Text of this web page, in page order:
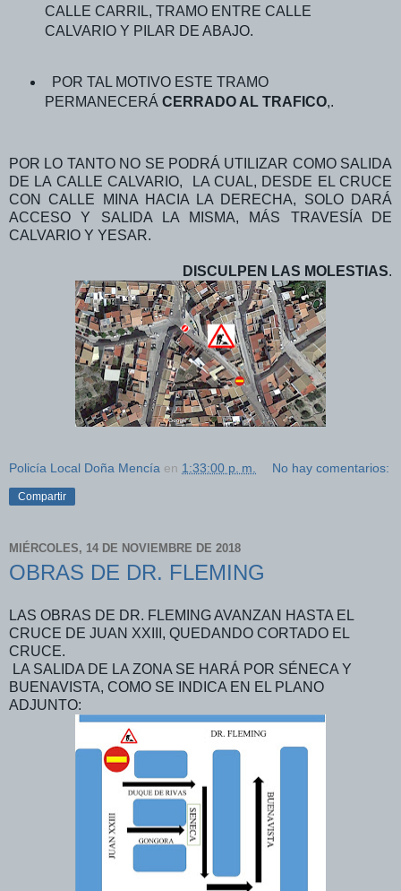
CALLE CARRIL, TRAMO ENTRE CALLE
CALVARIO Y PILAR DE ABAJO.
POR TAL MOTIVO ESTE TRAMO
PERMANECERÁ CERRADO AL TRAFICO,.
POR LO TANTO NO SE PODRÁ UTILIZAR COMO SALIDA
DE LA CALLE CALVARIO, LA CUAL, DESDE EL CRUCE
CON CALLE MINA HACIA LA DERECHA, SOLO DARÁ
ACCESO Y SALIDA LA MISMA, MÁS TRAVESÍA DE
CALVARIO Y YESAR.
DISCULPEN LAS MOLESTIAS.
Policía Local Doña Mencía en 1:33:00 p. m. No hay comentarios:
Compartir
MIÉRCOLES, 14 DE NOVIEMBRE DE 2018
OBRAS DE DR. FLEMING
LAS OBRAS DE DR. FLEMING AVANZAN HASTA EL
CRUCE DE JUAN XXIII, QUEDANDO CORTADO EL
CRUCE.
LA SALIDA DE LA ZONA SE HARÁ POR SÉNECA Y
BUENAVISTA, COMO SE INDICA EN EL PLANO
ADJUNTO: